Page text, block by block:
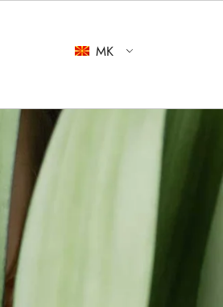
MK